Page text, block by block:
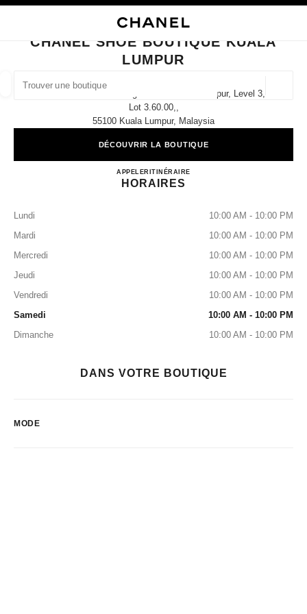
TROUVER UNE BOUTIQUE
Les suggestions sont affichées sous cette barre de recherche
FERMER LA FICHE BOUTIQUE CHANEL SHOE BOUTIQUE KUALA LUMPUR
CHANEL SHOE BOUTIQUE KUALA
LUMPUR
168 Jalan Bukit Bintang Pavilion Kuala Lumpur, Level 3,
Lot 3.60.00,,
55100 Kuala Lumpur, Malaysia
DÉCOUVRIR LA BOUTIQUE
APPELER1-800-813-997
ITINÉRAIRECHANEL SHOE
HORAIRES
Lundi
10:00 AM - 10:00 PM
Mardi
10:00 AM - 10:00 PM
Mercredi
10:00 AM - 10:00 PM
Jeudi
10:00 AM - 10:00 PM
Vendredi
10:00 AM - 10:00 PM
Samedi
10:00 AM - 10:00 PM
Dimanche
10:00 AM - 10:00 PM
DANS VOTRE BOUTIQUE
MODE
filtrer les résultats par :LUNETTES HORLOGERIE ET JOAILLERIE